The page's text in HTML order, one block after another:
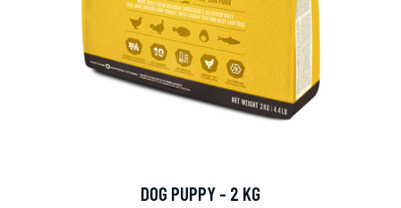
DOG PUPPY - 2 KG